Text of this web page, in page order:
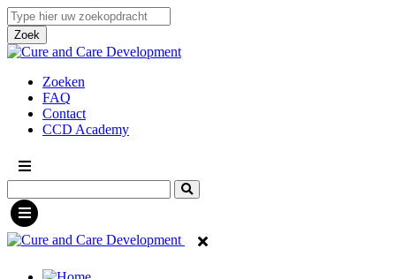
Zoek
Zoeken
FAQ
Contact
CCD Academy